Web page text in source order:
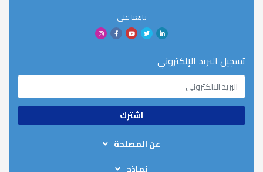
تابعنا على
تسجيل البريد الإلكتروني
عن المصلحة